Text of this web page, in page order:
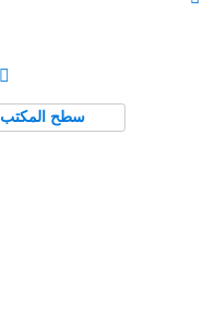
سطح المكتب